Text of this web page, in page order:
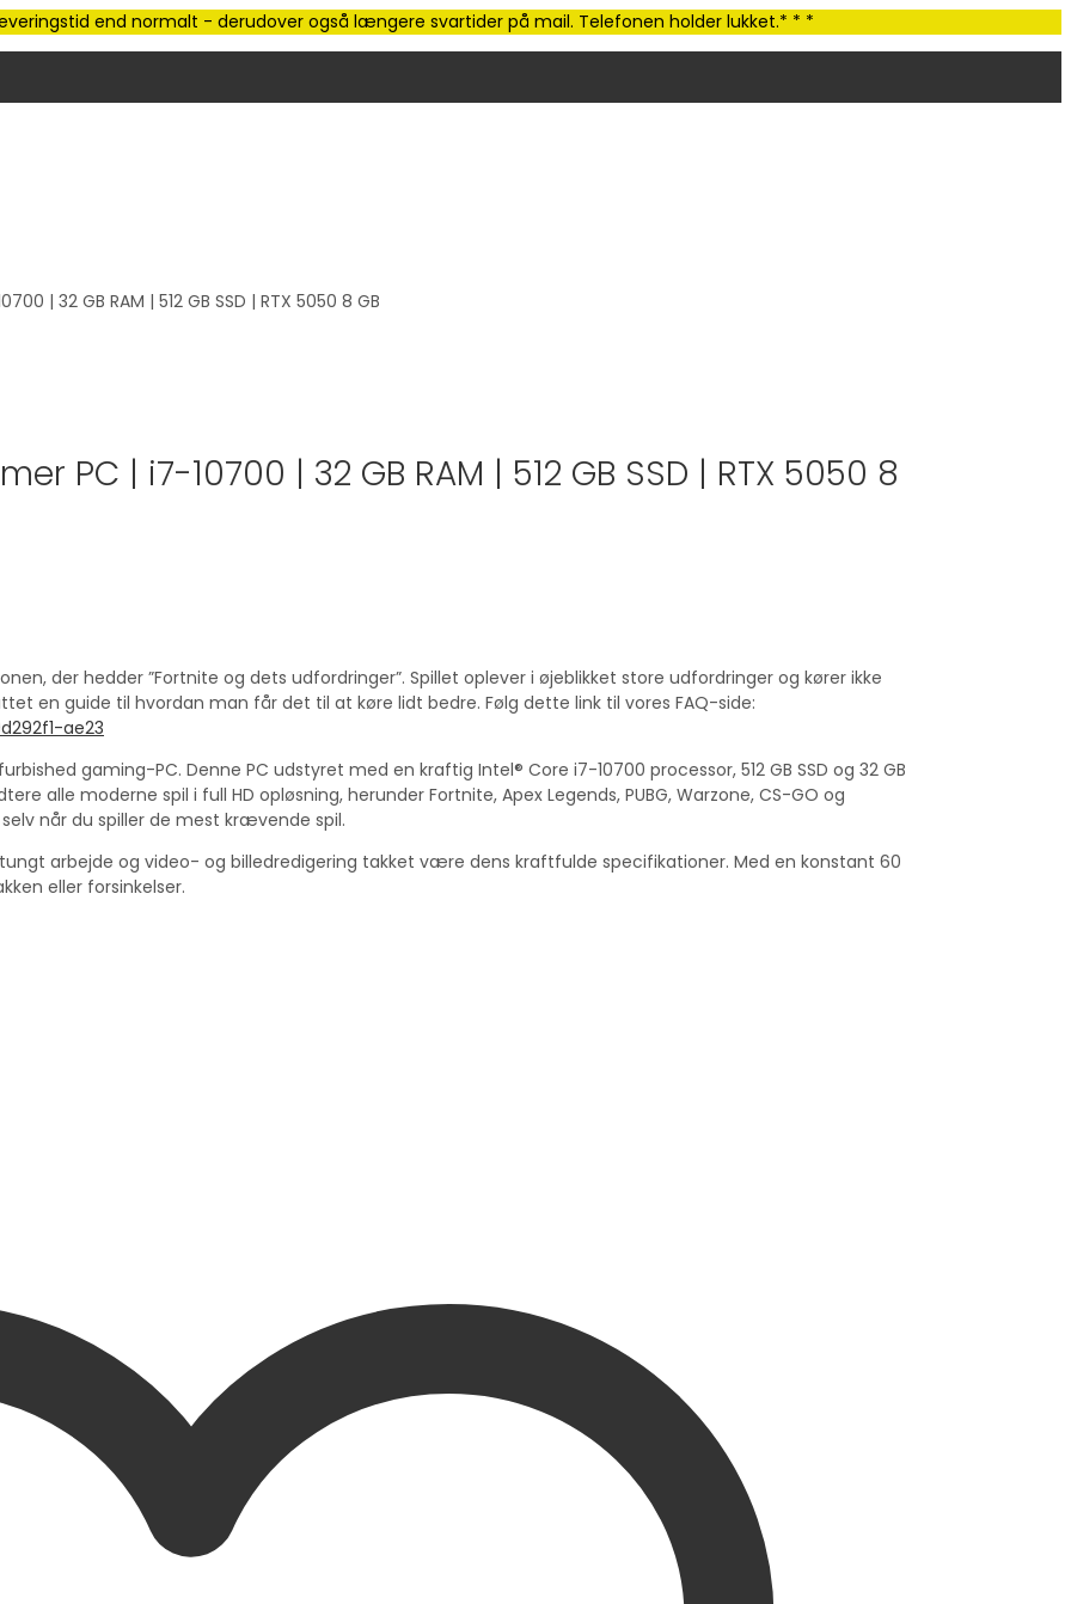
end normalt - derudover også længere svartider på mail. Telefonen holder lukket.* * *
| 32 GB RAM | 512 GB SSD | RTX 5050 8 GB
PC | i7-10700 | 32 GB RAM | 512 GB SSD | RTX 5050 8
der hedder ”Fortnite og dets udfordringer”. Spillet oplever i øjeblikket store udfordringer og kører ikke
en guide til hvordan man får det til at køre lidt bedre. Følg dette link til vores FAQ-side:
ae23
gaming-PC. Denne PC udstyret med en kraftig Intel® Core i7-10700 processor, 512 GB SSD og 32 GB
alle moderne spil i full HD opløsning, herunder Fortnite, Apex Legends, PUBG, Warzone, CS-GO og
når du spiller de mest krævende spil.
arbejde og video- og billedredigering takket være dens kraftfulde specifikationer. Med en konstant 60
eller forsinkelser.